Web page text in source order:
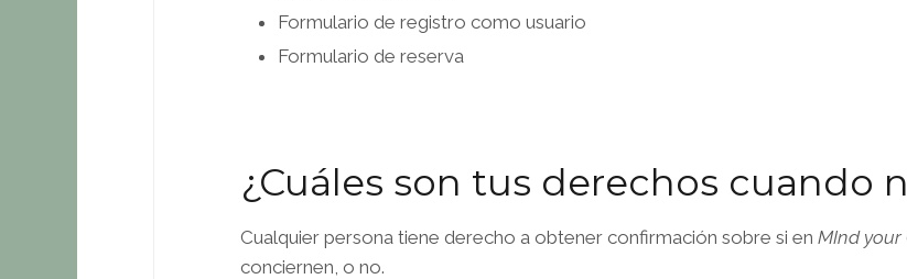
Formulario de registro como usuario
Formulario de reserva
¿Cuáles son tus derechos cuando
Cualquier persona tiene derecho a obtener confirmación sobre si en MInd your
conciernen, o no.